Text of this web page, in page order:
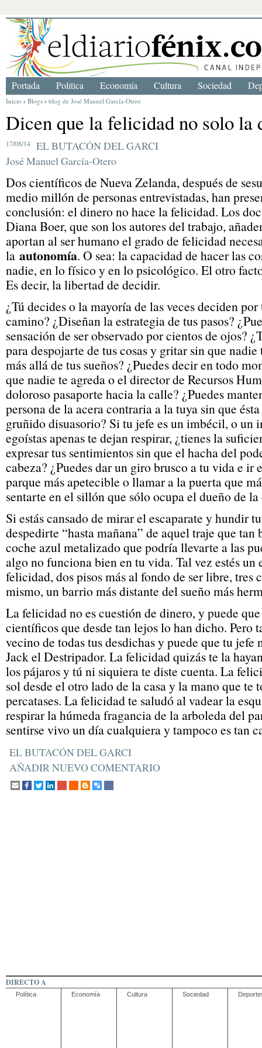
Inicio › Blogs › blog de José Manuel García-Otero
Dicen que la felicidad no solo la
17/08/14
EL BUTACÓN DEL GARCI
José Manuel García-Otero
Dos científicos de Nueva Zelanda, después de
medio millón de personas entrevistadas, han
conclusión: el dinero no hace la felicidad. Los
Diana Boer, que son los autores del trabajo,
aportan al ser humano el grado de felicidad
la autonomía. O sea: la capacidad de hacer las
nadie, en lo físico y en lo psicológico. El otro
Es decir, la libertad de decidir.
¿Tú decides o la mayoría de las veces deciden
camino? ¿Diseñan la estrategia de tus pasos?
sensación de ser observado por cientos de ojos?
para despojarte de tus cosas y gritar sin que nadie
más allá de tus sueños? ¿Puedes decir en todo
que nadie te agreda o el director de Recursos
doloroso pasaporte hacia la calle? ¿Puedes
persona de la acera contraria a la tuya sin que
gruñido disuasorio? Si tu jefe es un imbécil, o un
egoístas apenas te dejan respirar, ¿tienes la
expresar tus sentimientos sin que el hacha del
cabeza? ¿Puedes dar un giro brusco a tu vida e ir
parque más apetecible o llamar a la puerta que
sentarte en el sillón que sólo ocupa el dueño de la
Si estás cansado de mirar el escaparate y hundir
despedirte “hasta mañana” de aquel traje que tan
coche azul metalizado que podría llevarte a las
algo no funciona bien en tu vida. Tal vez estés un
felicidad, dos pisos más al fondo de ser libre, tres
mismo, un barrio más distante del sueño más
La felicidad no es cuestión de dinero, y puede
científicos que desde tan lejos lo han dicho. Pero
vecino de todas tus desdichas y puede que tu jefe
Jack el Destripador. La felicidad quizás te la
los pájaros y tú ni siquiera te diste cuenta. La
sol desde el otro lado de la casa y la mano que te
percatases. La felicidad te saludó al vadear la
respirar la húmeda fragancia de la arboleda del
sentirse vivo un día cualquiera y tampoco es tan
EL BUTACÓN DEL GARCI
AÑADIR NUEVO COMENTARIO
Portada Política Economía Cultura Sociedad
DIRECTO A
Política Economía Cultura Sociedad